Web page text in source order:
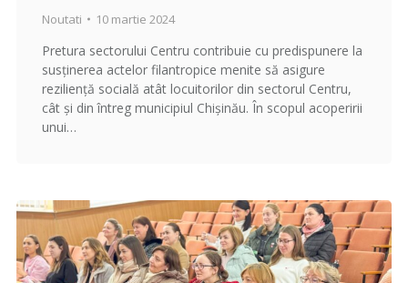
Noutati 10 martie 2024
Pretura sectorului Centru contribuie cu predispunere la
susținerea actelor filantropice menite să asigure
reziliență socială atât locuitorilor din sectorul Centru,
cât și din întreg municipiul Chișinău. În scopul acoperirii
unui…